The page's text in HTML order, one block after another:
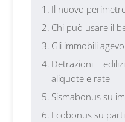
Il nuovo
Chi può usare il
Gli immobili
Detrazioni
aliquote e rate
Sismabonus su
Ecobonus su